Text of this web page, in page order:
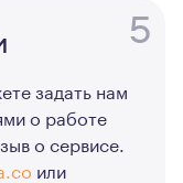
5
задать нам
о работе
о сервисе.
или